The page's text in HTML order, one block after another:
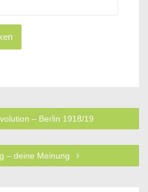
– Berlin 1918/19
– deine Meinung